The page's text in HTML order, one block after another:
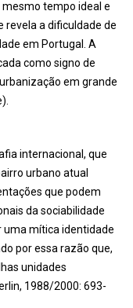
tempo ideal e
revela a dificuldade de
em Portugal. A
como signo de
em grande
internacional, que
urbano atual
que podem
da sociabilidade
uma mítica identidade
por essa razão que,
unidades
1988/2000: 693-